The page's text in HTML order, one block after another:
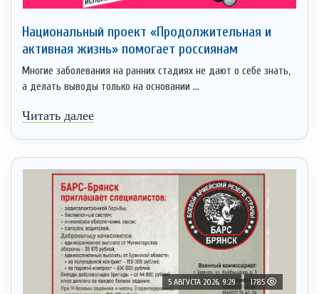
Национальный проект «Продолжительная и
активная жизнь» помогает россиянам
Многие заболевания на ранних стадиях не дают о себе знать,
а делать выводы только на основании ...
Читать далее
5 АВГУСТА 2026, 9:29 1785